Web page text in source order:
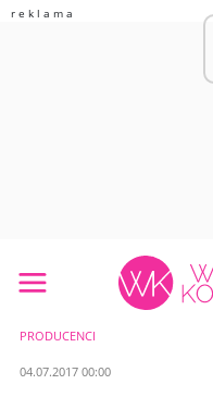
PRODUCENCI
04.07.2017 00:00